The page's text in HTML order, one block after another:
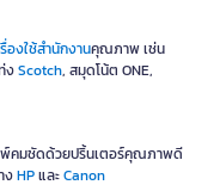
งใช้สำนักงานคุณภาพ เช่น
งScotch, สมุดโน้ต ONE,
คมชัดด้วยปริ้นเตอร์คุณภาพดี
งHPและCanon